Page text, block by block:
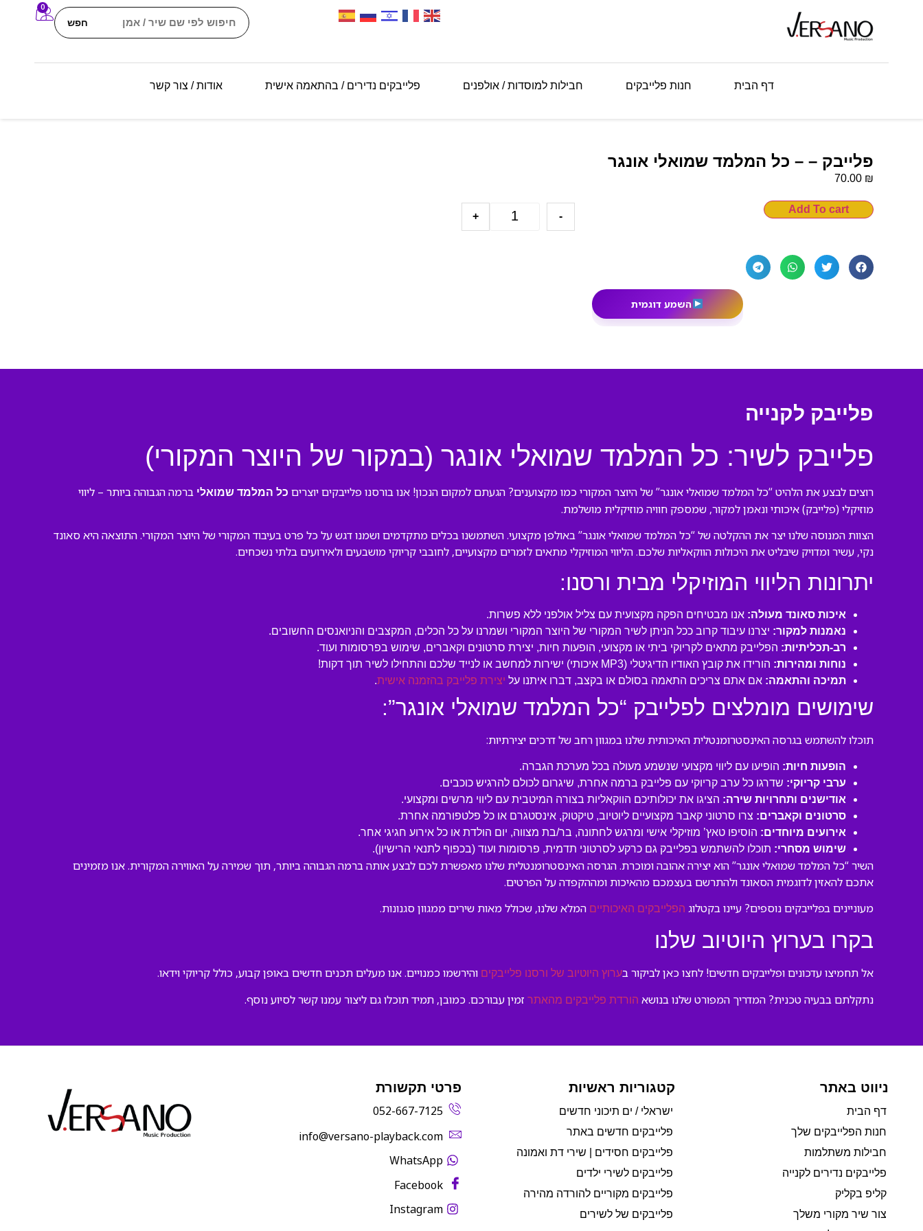
חפש
0
דף הבית חנות פלייבקים חבילות למוסדות / אולפנים פלייבקים נדירים / בהתאמה אישית אודות / צור קשר
פלייבק – – כל המלמד שמואלי אונגר
70.00 ₪
-
+
Add To cart
השמע דוגמית
פלייבק לקנייה
פלייבק לשיר: כל המלמד שמואלי אונגר (במקור של היוצר המקורי)
רוצים לבצע את הלהיט “כל המלמד שמואלי אונגר” של היוצר המקורי כמו מקצוענים? הגעתם למקום הנכון! אנו בורסנו פלייבקים יוצרים כל המלמד שמואלי ברמה הגבוהה ביותר – ליווי
מוזיקלי (פלייבק) איכותי ונאמן למקור, שמספק חוויה מוזיקלית מושלמת.
הצוות המנוסה שלנו יצר את ההקלטה של “כל המלמד שמואלי אונגר” באולפן מקצועי. השתמשנו בכלים מתקדמים ושמנו דגש על כל פרט בעיבוד המקורי של היוצר המקורי. התוצאה היא סאונד
נקי, עשיר ומדויק שיבליט את היכולות הווקאליות שלכם. הליווי המוזיקלי מתאים לזמרים מקצועיים, לחובבי קריוקי מושבעים ולאירועים בלתי נשכחים.
יתרונות הליווי המוזיקלי מבית ורסנו:
איכות סאונד מעולה: אנו מבטיחים הפקה מקצועית עם צליל אולפני ללא פשרות.
נאמנות למקור: יצרנו עיבוד קרוב ככל הניתן לשיר המקורי של היוצר המקורי ושמרנו על כל הכלים, המקצבים והניואנסים החשובים.
רב-תכליתיות: הפלייבק מתאים לקריוקי ביתי או מקצועי, הופעות חיות, יצירת סרטונים וקאברים, שימוש בפרסומות ועוד.
נוחות ומהירות: הורידו את קובץ האודיו הדיגיטלי (MP3 איכותי) ישירות למחשב או לנייד שלכם והתחילו לשיר תוך דקות!
תמיכה והתאמה: אם אתם צריכים התאמה בסולם או בקצב, דברו איתנו על יצירת פלייבק בהזמנה אישית.
שימושים מומלצים לפלייבק “כל המלמד שמואלי אונגר”:
תוכלו להשתמש בגרסה האינסטרומנטלית האיכותית שלנו במגוון רחב של דרכים יצירתיות:
הופעות חיות: הופיעו עם ליווי מקצועי שנשמע מעולה בכל מערכת הגברה.
ערבי קריוקי: שדרגו כל ערב קריוקי עם פלייבק ברמה אחרת, שיגרום לכולם להרגיש כוכבים.
אודישנים ותחרויות שירה: הציגו את יכולותיכם הווקאליות בצורה המיטבית עם ליווי מרשים ומקצועי.
סרטונים וקאברים: צרו סרטוני קאבר מקצועיים ליוטיוב, טיקטוק, אינסטגרם או כל פלטפורמה אחרת.
אירועים מיוחדים: הוסיפו טאץ’ מוזיקלי אישי ומרגש לחתונה, בר/בת מצווה, יום הולדת או כל אירוע חגיגי אחר.
שימוש מסחרי: תוכלו להשתמש בפלייבק גם כרקע לסרטוני תדמית, פרסומות ועוד (בכפוף לתנאי הרישיון).
השיר “כל המלמד שמואלי אונגר” הוא יצירה אהובה ומוכרת. הגרסה האינסטרומנטלית שלנו מאפשרת לכם לבצע אותה ברמה הגבוהה ביותר, תוך שמירה על האווירה המקורית. אנו מזמינים
אתכם להאזין לדוגמית הסאונד ולהתרשם בעצמכם מהאיכות ומההקפדה על הפרטים.
מעוניינים בפלייבקים נוספים? עיינו בקטלוג הפלייבקים האיכותיים המלא שלנו, שכולל מאות שירים ממגוון סגנונות.
בקרו בערוץ היוטיוב שלנו
אל תחמיצו עדכונים ופלייבקים חדשים! לחצו כאן לביקור בערוץ היוטיוב של ורסנו פלייבקים והירשמו כמנויים. אנו מעלים תכנים חדשים באופן קבוע, כולל קריוקי וידאו.
נתקלתם בבעיה טכנית? המדריך המפורט שלנו בנושא הורדת פלייבקים מהאתר זמין עבורכם. כמובן, תמיד תוכלו גם ליצור עמנו קשר לסיוע נוסף.
ניווט באתר
דף הבית
חנות הפלייבקים שלך
חבילות משתלמות
פלייבקים נדירים לקנייה
קליפ בקליק
צור שיר מקורי משלך
קטגוריות ראשיות
ישראלי / ים תיכוני חדשים
פלייבקים חדשים באתר
פלייבקים חסידים | שירי דת ואמונה
פלייבקים לשירי ילדים
פלייבקים מקוריים להורדה מהירה
פלייבקים של לשירים
פרטי תקשורת
052-667-7125
‫info@versano-playback.com‬
WhatsApp
Facebook
Instagram